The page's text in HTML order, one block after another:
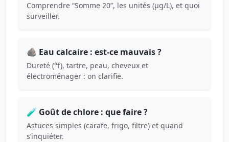
Comprendre “Somme 20”, les unités (µg/L), et quoi
surveiller.
🪨 Eau calcaire : est-ce mauvais ?
Dureté (°f), tartre, peau, cheveux et
électroménager : on clarifie.
🧪 Goût de chlore : que faire ?
Astuces simples (carafe, frigo, filtre) et quand
s’inquiéter.